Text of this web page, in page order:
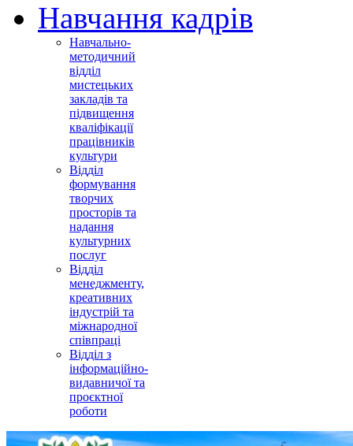
Навчання кадрів
Навчально-
методичний
відділ
мистецьких
закладів та
підвищення
кваліфікації
працівників
культури
Відділ
формування
творчих
просторів та
надання
культурних
послуг
Відділ
менеджменту,
креативних
індустрій та
міжнародної
співпраці
Відділ з
інформаційно-
видавничої та
проєктної
роботи